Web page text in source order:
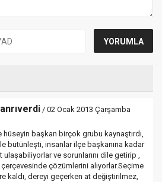
/ 02 Ocak 2013 Çarşamba
hüseyin başkan birçok grubu kaynaştırdı,
bütünleşti, insanlar ilçe başkanına kadar
ulaşabiliyorlar ve sorunlarını dile getirip ,
çerçevesinde çözümlerini alıyorlar.Seçime
kaldı, dereyi geçerken at değiştirilmez,